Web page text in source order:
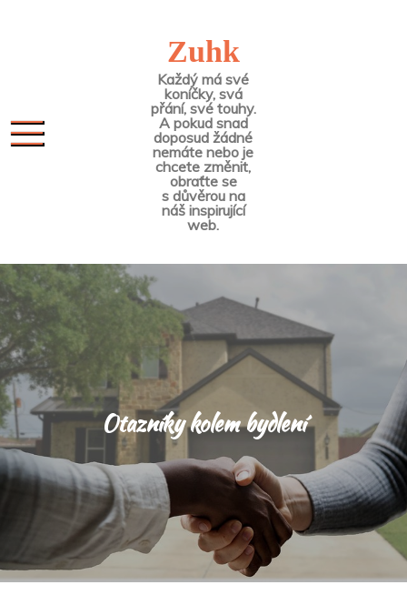
Zuhk
Každý má své
koníčky, svá
přání, své touhy.
A pokud snad
doposud žádné
nemáte nebo je
chcete změnit,
obraťte se
s důvěrou na
náš inspirující
web.
Otazníky kolem bydlení